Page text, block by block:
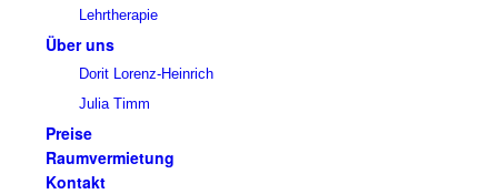
Lehrtherapie
Über uns
Dorit Lorenz-Heinrich
Julia Timm
Preise
Raumvermietung
Kontakt